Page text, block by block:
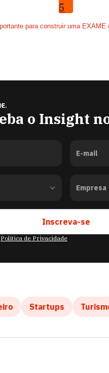
5
construir uma EXAME
o Insight
E-mail
Empresa
Inscreva-se
Política de Privacidade
Startups